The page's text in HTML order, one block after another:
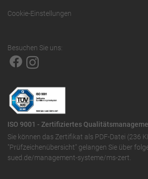
Cookie-Einstellungen
Besuchen Sie uns:
ISO 9001 - Zertifiziertes
Sie können das Zertifikat als PDF-Datei (236
"Prüfzeichenübersicht" gelangen Sie über
sued.de/management-systeme/ms-zert